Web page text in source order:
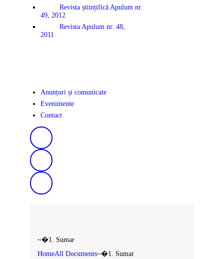
Revista științifică Apulum nr.
49, 2012
Revista Apulum nr. 48,
2011
Anunțuri și comunicate
Evenimente
Contact
~�1. Sumar
HomeAll Documents~�1. Sumar